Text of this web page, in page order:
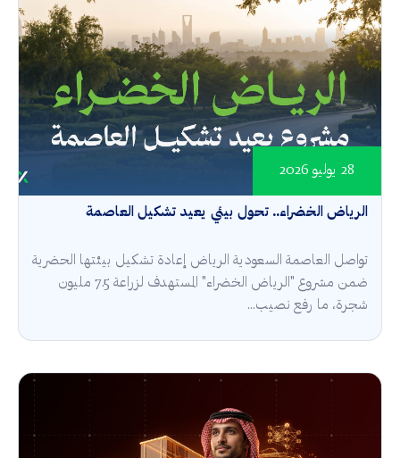
الرياض الخضراء.. تحول بيئي يعيد تشكيل العاصمة
28 يوليو 2026
تواصل العاصمة السعودية الرياض إعادة تشكيل بيئتها الحضرية
ضمن مشروع "الرياض الخضراء" المستهدف لزراعة 7.5 مليون
شجرة، ما رفع نصيب...